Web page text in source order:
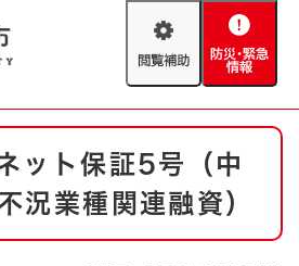
閲
助
防
緊
情
報
報 救急・消防
プ AED設置箇所
ット保証5号（中
況業種関連融資）